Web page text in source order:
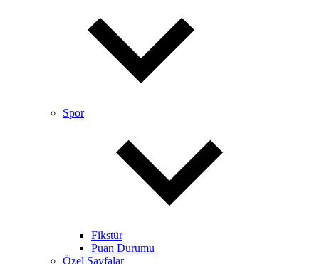
Spor
Fikstür
Puan Durumu
Özel Sayfalar